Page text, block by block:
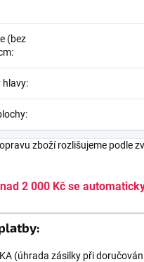
(bez
:
hlavy:
:
zboží rozlišujeme podle
2 000 Kč se
(úhrada zásilky při